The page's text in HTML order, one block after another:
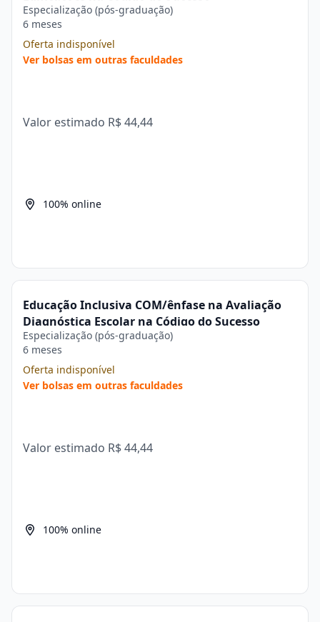
Especialização (pós-graduação)
6 meses
Oferta indisponível
Ver bolsas em outras faculdades
Valor estimado R$ 44,44
100% online
Educação Inclusiva COM/ênfase na Avaliação
Diagnóstica Escolar na Código do Sucesso
Especialização (pós-graduação)
6 meses
Oferta indisponível
Ver bolsas em outras faculdades
Valor estimado R$ 44,44
100% online